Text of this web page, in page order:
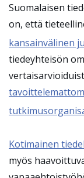
Suomalaisen
on, että
kansainvälinen
tiedeyhteisön
Kotimainen
myös